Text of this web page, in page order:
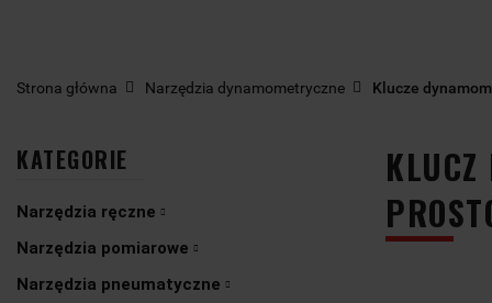
Strona główna Narzędzia dynamometryczne Klucze
KATEGORIE
Narzędzia ręczne
Narzędzia pomiarowe
Narzędzia pneumatyczne
KLUCZ